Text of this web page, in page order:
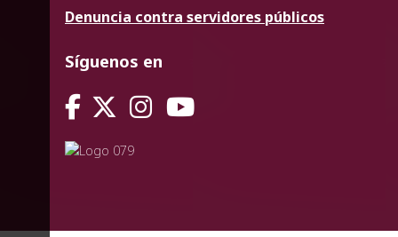
Denuncia contra servidores públicos
Síguenos en